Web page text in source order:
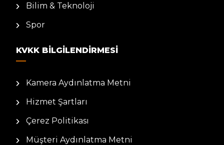
Bilim & Teknoloji
Spor
KVKK BILGILENDIRMESI
Kamera Aydınlatma Metni
Hizmet Şartları
Çerez Politikası
Müşteri Aydınlatma Metni